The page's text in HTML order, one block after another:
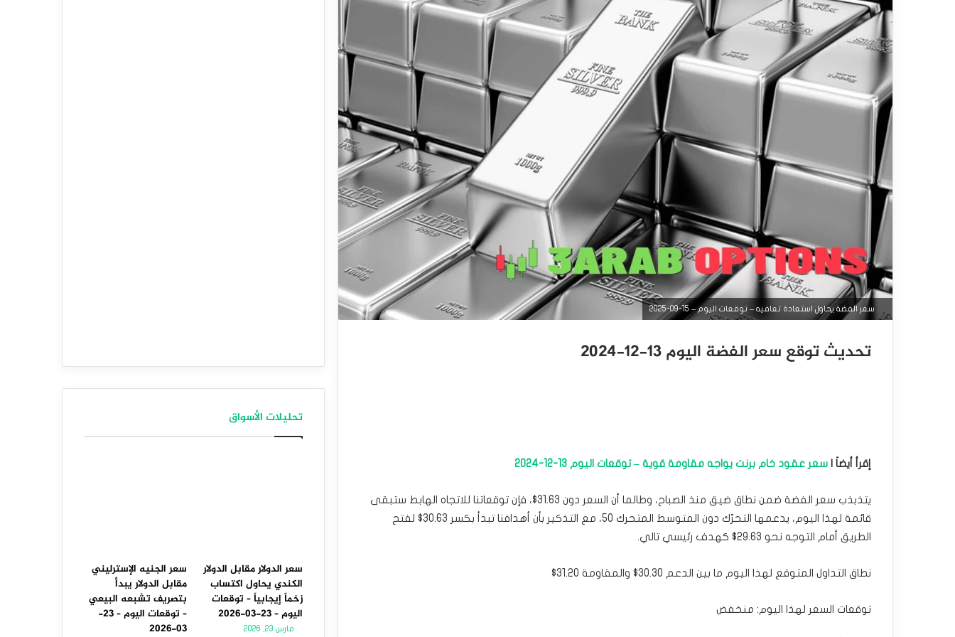
سعر الفضة يحاول استعادة تعافيه – توقعات اليوم – 15-09-2025
تحديث توقع سعر الفضة اليوم 13-12-2024
إقرأ أيضاَ | سعر عقود خام برنت يواجه مقاومة قوية – توقعات اليوم 13-12-2024
يتذبذب سعر الفضة ضمن نطاق ضيق منذ الصباح، وطالما أن السعر دون 31.63$، فإن توقعاتنا للاتجاه الهابط ستبقى
قائمة لهذا اليوم، يدعمها التحرّك دون المتوسط المتحرك 50، مع التذكير بأن أهدافنا تبدأ بكسر 30.63$ لفتح
الطريق أمام التوجه نحو 29.63$ كهدف رئيسي تالي.
نطاق التداول المتوقع لهذا اليوم ما بين الدعم 30.30$ والمقاومة 31.20$
توقعات السعر لهذا اليوم: منخفض
تحليلات الأسواق
سعر الدولار مقابل الدولار
الكندي يحاول اكتساب
زخماً إيجابياً – توقعات
اليوم – 23-03-2026
مارس 23, 2026
سعر الجنيه الإسترليني
مقابل الدولار يبدأ
بتصريف تشبعه البيعي
– توقعات اليوم – 23-
03-2026